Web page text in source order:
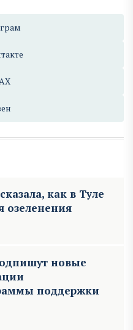
как в Туле
озеленения
новые
поддержки